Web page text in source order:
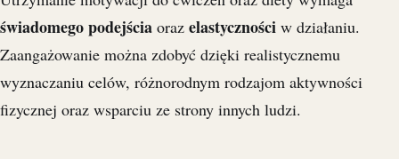
świadomego podejścia oraz elastyczności w działaniu.
Zaangażowanie można zdobyć dzięki realistycznemu
wyznaczaniu celów, różnorodnym rodzajom aktywności
fizycznej oraz wsparciu ze strony innych ludzi.